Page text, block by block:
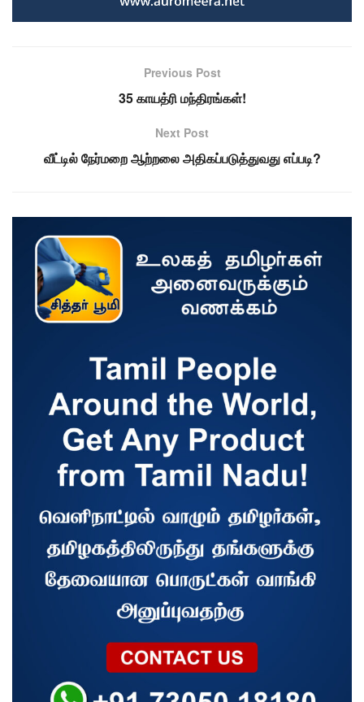
Previous Post
35 காயத்ரி மந்திரங்கள்!
Next Post
வீட்டில் நேர்மறை ஆற்றலை அதிகப்படுத்துவது எப்படி?